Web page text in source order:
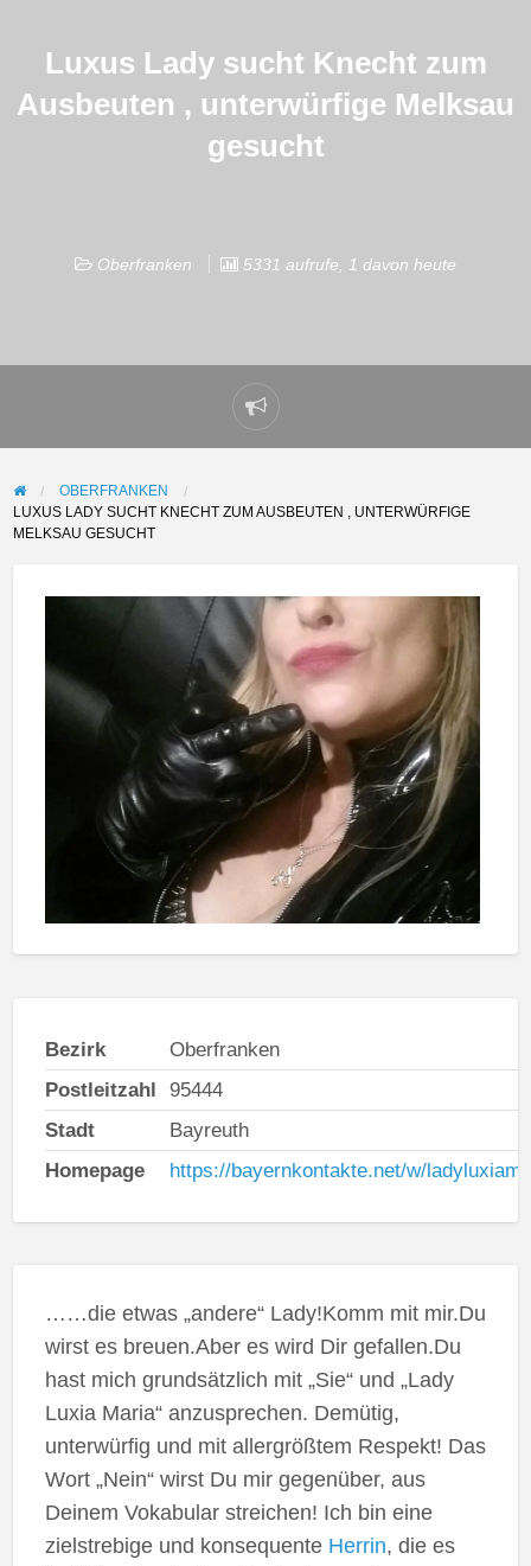
Luxus Lady sucht Knecht zum
Ausbeuten , unterwürfige Melksau
gesucht
Oberfranken 5331 aufrufe, 1 davon heute
Problem
melden
OBERFRANKEN
LUXUS LADY SUCHT KNECHT ZUM AUSBEUTEN , UNTERWÜRFIGE
MELKSAU GESUCHT
Bezirk
Oberfranken
Postleitzahl
95444
Stadt
Bayreuth
Homepage
https://bayernkontakte.net/w/
……die etwas „andere“ Lady!Komm mit mir.Du
wirst es breuen.Aber es wird Dir gefallen.Du
hast mich grundsätzlich mit „Sie“ und „Lady
Luxia Maria“ anzusprechen. Demütig,
unterwürfig und mit allergrößtem Respekt! Das
Wort „Nein“ wirst Du mir gegenüber, aus
Deinem Vokabular streichen! Ich bin eine
zielstrebige und konsequente Herrin, die es